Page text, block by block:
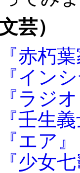
芸）
『赤朽
『イン
『ラジ
『壬生
『エア』
『少女